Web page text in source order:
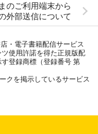
のご利用端末から
外部送信について
・電子書籍配信サービス
使用許諾を得た正規版配
登録商標（登録番号 第
クを掲示しているサービス